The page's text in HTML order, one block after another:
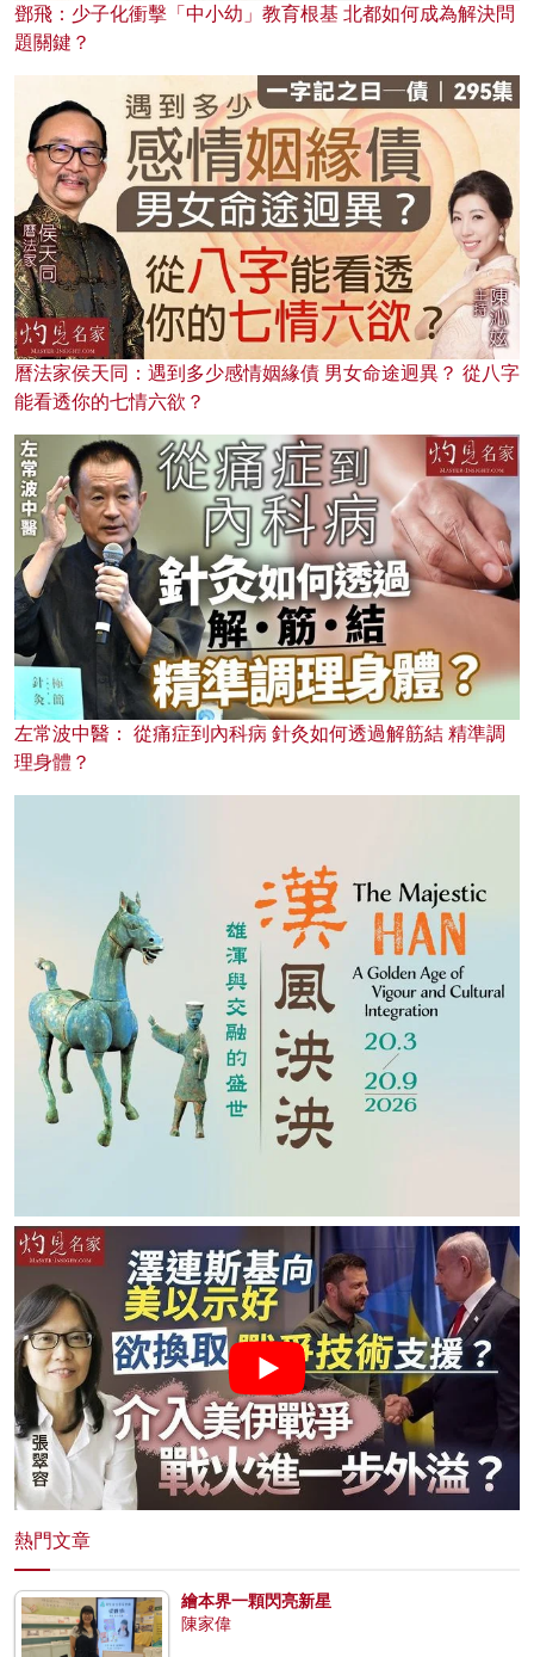
鄧飛：少子化衝擊「中小幼」教育根基 北都如何成為解決問
題關鍵？
曆法家侯天同：遇到多少感情姻緣債 男女命途迥異？ 從八字
能看透你的七情六欲？
左常波中醫： 從痛症到內科病 針灸如何透過解筋結 精準調
理身體？
熱門文章
繪本界一顆閃亮新星
陳家偉